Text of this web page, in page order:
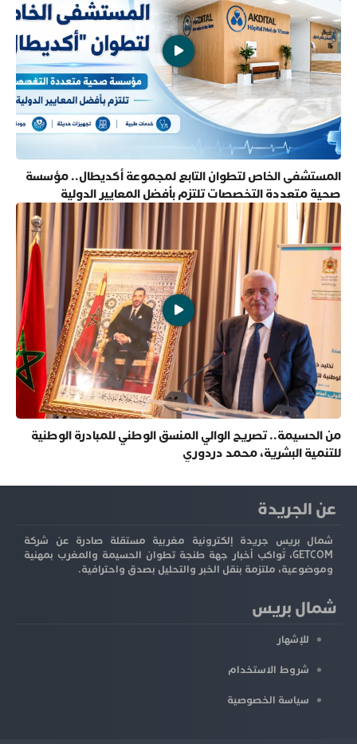
المستشفى الخاص لتطوان التابع لمجموعة أكديطال.. مؤسسة
صحية متعددة التخصصات تلتزم بأفضل المعايير الدولية
من الحسيمة.. تصريح الوالي المنسق الوطني للمبادرة الوطنية
للتنمية البشرية، محمد دردوري
عن الجريدة
شمال بريس جريدة إلكترونية مغربية مستقلة صادرة عن شركة
GETCOM، تُواكب أخبار جهة طنجة تطوان الحسيمة والمغرب بمهنية
وموضوعية، ملتزمة بنقل الخبر والتحليل بصدق واحترافية.
شمال بريس
للإشهار
شروط الاستخدام
سياسة الخصوصية